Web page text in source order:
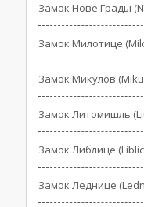
Замок Нове Грады
Замок Милотице
Замок Микулов
Замок Литомишль
Замок Либлице
Замок Леднице